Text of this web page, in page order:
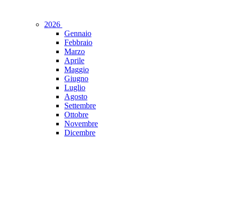
2026
Gennaio
Febbraio
Marzo
Aprile
Maggio
Giugno
Luglio
Agosto
Settembre
Ottobre
Novembre
Dicembre